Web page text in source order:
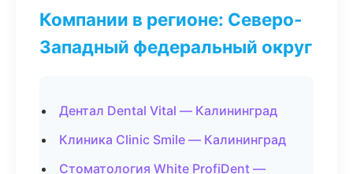
Компании в регионе: Северо-
Западный федеральный округ
Дентал Dental Vital — Калининград
Клиника Clinic Smile — Калининград
Стоматология White ProfiDent —